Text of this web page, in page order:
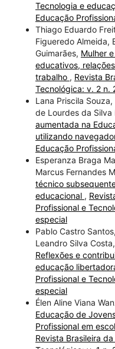
Tecnologia e
Educação
Thiago Eduardo
Figueredo Almeida,
Guimarães, Mulher
educativos,
trabalho , Revista
Tecnológica: v. 2 n.
Lana Priscila
de Lourdes da Silva
aumentada na
utilizando
Educação
Esperanza Braga
Marcus Fernandes
técnico
educacional ,
Profissional e
especial
Pablo Castro
Leandro Silva
Reflexões e
educação
Profissional e
especial
Élen Aline Viana
Educação de
Profissional em
Revista Brasileira